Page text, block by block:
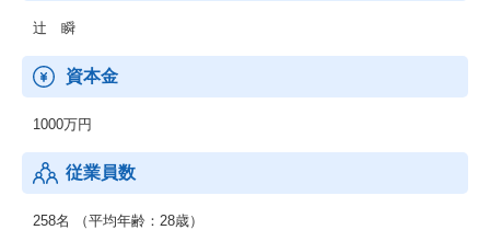
辻 瞬
資本金
1000万円
従業員数
258名 （平均年齢：28歳）